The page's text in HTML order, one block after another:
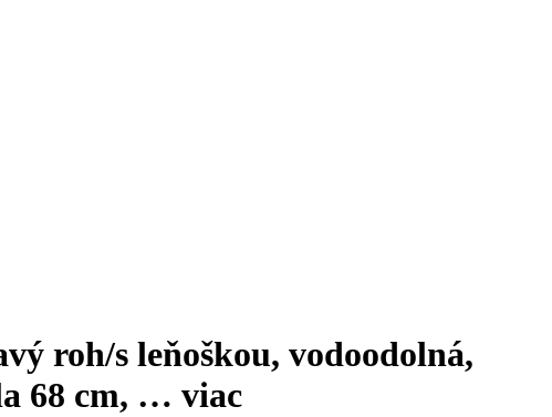
roh/s leňoškou, vodoodolná,
68 cm, … viac